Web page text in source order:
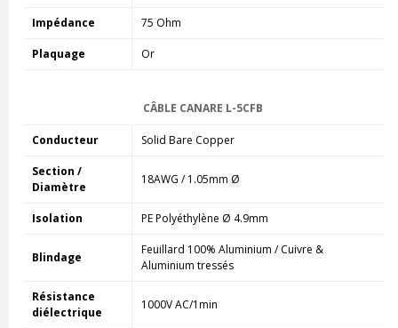
Impédance 75 Ohm
Plaquage Or
CÂBLE CANARE L-5CFB
Conducteur Solid Bare Copper
Section /
Diamètre
18AWG / 1.05mm Ø
Isolation PE Polyéthylène Ø 4.9mm
Blindage
Feuillard 100% Aluminium / Cuivre &
Aluminium tressés
Résistance
diélectrique
1000V AC/1min